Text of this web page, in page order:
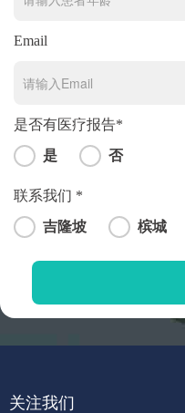
Email
是否有医疗报告*
是
否
联系我们 *
吉隆坡
槟城
关注我们